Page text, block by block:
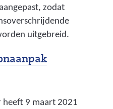
zodat
uitgebreid.
(
n
heeft 9 maart 2021